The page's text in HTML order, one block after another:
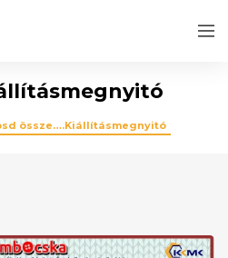
össze….Kiállításmegnyitó